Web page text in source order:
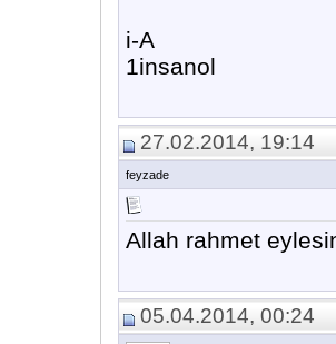
i-A
1insanol
27.02.2014, 19:14
feyzade
Allah rahmet
05.04.2014, 00:24